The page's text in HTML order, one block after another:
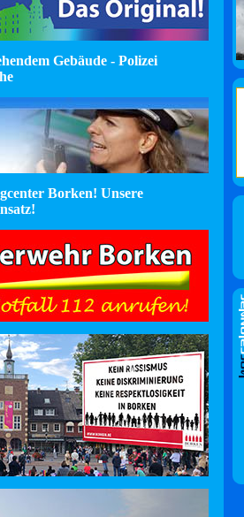
Gebäude - Polizei
Borken! Unsere